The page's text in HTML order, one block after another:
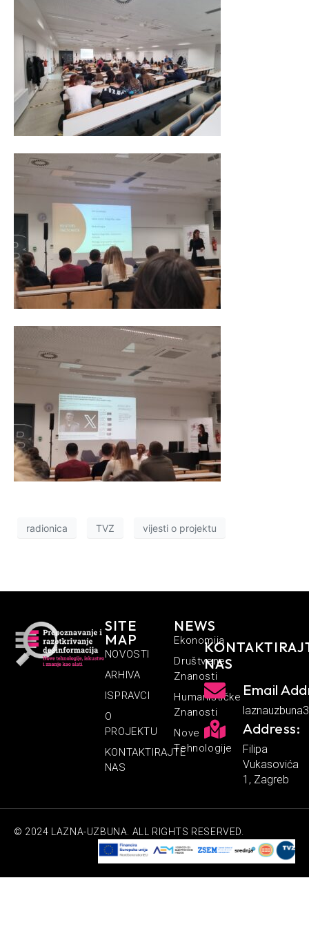
radionica TVZ vijesti o projektu
SITE
MAP
NOVOSTI
ARHIVA
ISPRAVCI
O
PROJEKTU
KONTAKTIRAJTE
NAS
NEWS
Ekonomija
Društvene
Znanosti
Humanističke
Znanosti
Nove
Tehnologije
NAS
Email
Address:
Filipa
Vukasovića
1, Zagreb
© 2024 LAZNA-UZBUNA. ALL RIGHTS RESERVED.